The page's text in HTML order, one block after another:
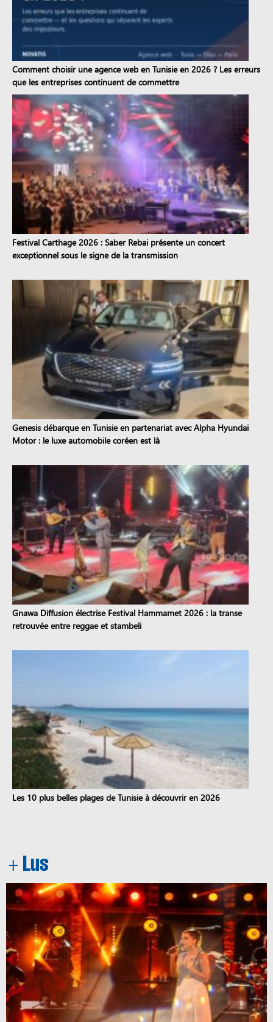
Comment choisir une agence web en Tunisie en 2026 ? Les erreurs
que les entreprises continuent de commettre
Festival Carthage 2026 : Saber Rebai présente un concert
exceptionnel sous le signe de la transmission
Genesis débarque en Tunisie en partenariat avec Alpha Hyundai
Motor : le luxe automobile coréen est là
Gnawa Diffusion électrise Festival Hammamet 2026 : la transe
retrouvée entre reggae et stambeli
Les 10 plus belles plages de Tunisie à découvrir en 2026